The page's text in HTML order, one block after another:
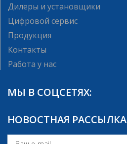
Дилеры и установщики
Цифровой сервис
Продукция
Контакты
Работа у нас
МЫ В СОЦСЕТЯХ:
НОВОСТНАЯ РАССЫЛКА